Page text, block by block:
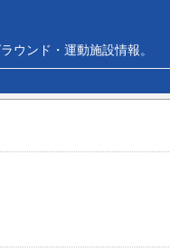
ウンド・運動施設情報。